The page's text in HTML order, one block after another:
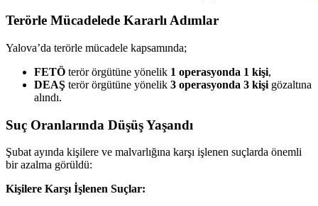
Terörle Mücadelede Kararlı Adımlar
Yalova’da terörle mücadele kapsamında;
FETÖ terör örgütüne yönelik 1 operasyonda 1 kişi,
DEAŞ terör örgütüne yönelik 3 operasyonda 3 kişi gözaltına
alındı.
Suç Oranlarında Düşüş Yaşandı
Şubat ayında kişilere ve malvarlığına karşı işlenen suçlarda önemli
bir azalma görüldü:
Kişilere Karşı İşlenen Suçlar: